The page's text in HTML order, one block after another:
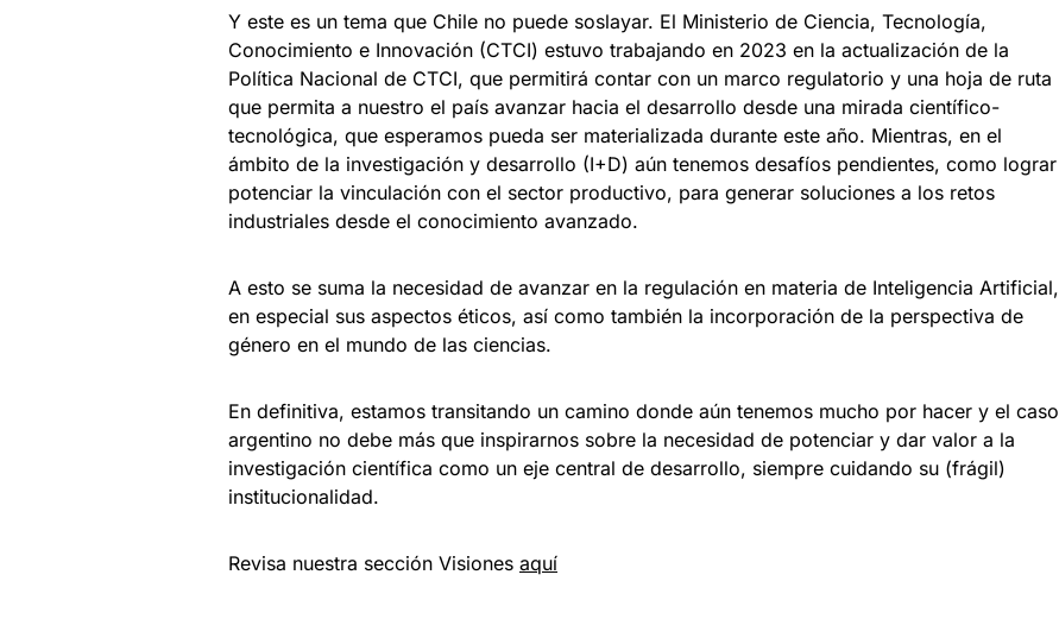
Y este es un tema que Chile no puede soslayar. El Ministerio de Ciencia, Tecnología,
Conocimiento e Innovación (CTCI) estuvo trabajando en 2023 en la actualización de la
Política Nacional de CTCI, que permitirá contar con un marco regulatorio y una hoja de ruta
que permita a nuestro el país avanzar hacia el desarrollo desde una mirada científico-
tecnológica, que esperamos pueda ser materializada durante este año. Mientras, en el
ámbito de la investigación y desarrollo (I+D) aún tenemos desafíos pendientes, como lograr
potenciar la vinculación con el sector productivo, para generar soluciones a los retos
industriales desde el conocimiento avanzado.
A esto se suma la necesidad de avanzar en la regulación en materia de Inteligencia Artificial,
en especial sus aspectos éticos, así como también la incorporación de la perspectiva de
género en el mundo de las ciencias.
En definitiva, estamos transitando un camino donde aún tenemos mucho por hacer y el caso
argentino no debe más que inspirarnos sobre la necesidad de potenciar y dar valor a la
investigación científica como un eje central de desarrollo, siempre cuidando su (frágil)
institucionalidad.
Revisa nuestra sección Visiones aquí